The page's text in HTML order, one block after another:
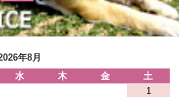
年8月
水 木 金
土
1